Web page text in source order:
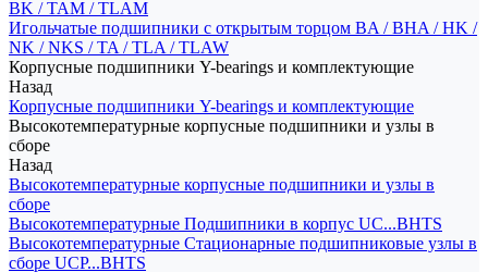
BK / TAM / TLAM
Игольчатые подшипники с открытым торцом BA / BHA / HK /
NK / NKS / TA / TLA / TLAW
Корпусные подшипники Y-bearings и комплектующие
Назад
Корпусные подшипники Y-bearings и комплектующие
Высокотемпературные корпусные подшипники и узлы в
сборе
Назад
Высокотемпературные корпусные подшипники и узлы в
сборе
Высокотемпературные Подшипники в корпус UC...BHTS
Высокотемпературные Стационарные подшипниковые узлы в
сборе UCP...BHTS